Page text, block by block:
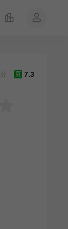
豆 7.3